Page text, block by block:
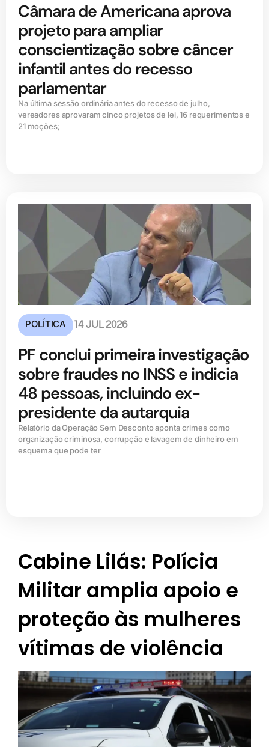
Câmara de Americana aprova
projeto para ampliar
conscientização sobre câncer
infantil antes do recesso
parlamentar
Na última sessão ordinária antes do recesso de julho,
vereadores aprovaram cinco projetos de lei, 16 requerimentos e
21 moções;
POLÍTICA 14 JUL 2026
PF conclui primeira investigação
sobre fraudes no INSS e indicia
48 pessoas, incluindo ex-
presidente da autarquia
Relatório da Operação Sem Desconto aponta crimes como
organização criminosa, corrupção e lavagem de dinheiro em
esquema que pode ter
Cabine Lilás: Polícia
Militar amplia apoio e
proteção às mulheres
vítimas de violência